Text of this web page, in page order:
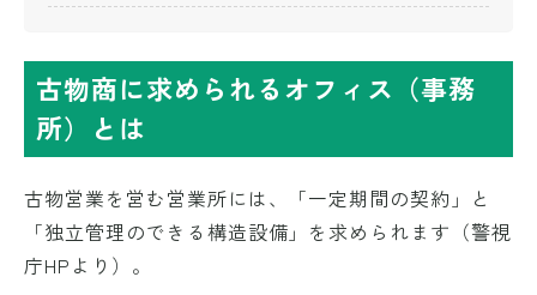
古物商に求められるオフィス（事務
所）とは
古物営業を営む営業所には、「一定期間の契約」と
「独立管理のできる構造設備」を求められます（警視
庁HPより）。